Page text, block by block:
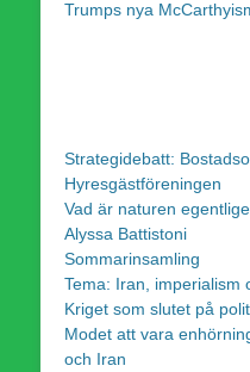
Trumps nya
Strategidebatt:
Hyresgästföreningen
Vad är naturen
Alyssa Battistoni
Sommarinsamling
Tema: Iran, imperialism
Kriget som slutet på
Modet att vara
och Iran